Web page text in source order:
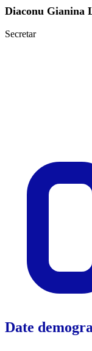
Diaconu Gianina
Secretar
Date